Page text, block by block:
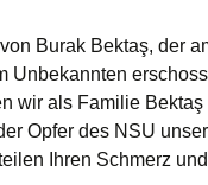
Burak Bektaş, der
Unbekannten
wir als Familie
Opfer des NSU
Ihren Schmerz